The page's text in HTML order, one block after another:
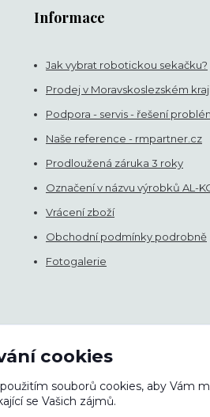
Informace
Jak vybrat robotickou sekačku?
Prodej v Moravskoslezském
Podpora - servis - řešení
Naše reference - rmpartner.cz
Prodloužená záruka 3 roky
Označení v názvu výrobků AL-
Vrácení zboží
Obchodní podmínky podrobně
Fotogalerie
cen a technických parametrů
cookies
souborů cookies, aby Vám
se Vašich zájmů.